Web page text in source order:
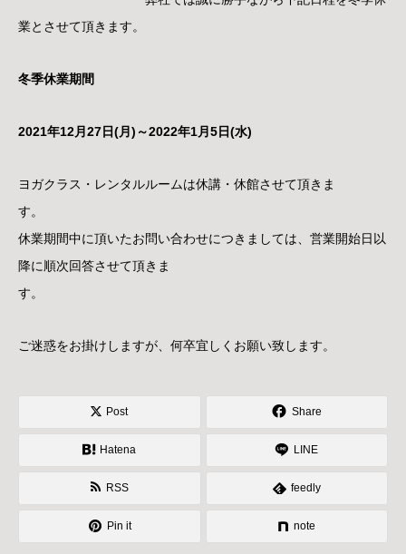
業とさせて頂きます。
冬季休業期間
2021年12月27日(月)～2022年1月5日(水)
ヨガクラス・レンタルルームは休講・休館させて頂きま
す。
休業期間中に頂いたお問い合わせにつきましては、営業開始日以
降に順次回答させて頂きま
す。
ご迷惑をお掛けしますが、何卒宜しくお願い致します。
Post Share
Hatena LINE
RSS feedly
Pin it note